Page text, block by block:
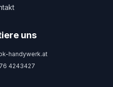
uns
handywerk.at
4243427